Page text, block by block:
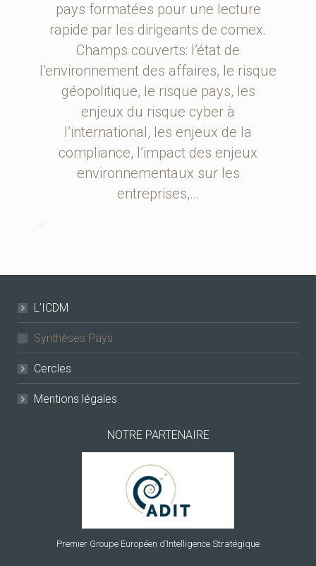
pays formatées pour une lecture
rapide par les dirigeants de comex.
Champs couverts: l’état de
l’environnement des affaires, le risque
géopolitique, le risque pays, les
enjeux du risque cyber à
l’international, les enjeux de la
compliance, l’impact des enjeux
environnementaux sur les
entreprises,…
.
L’ICDM
Synthèses Pays
Cercles
Mentions légales
NOTRE PARTENAIRE
Premier Groupe Européen d’Intelligence Stratégique